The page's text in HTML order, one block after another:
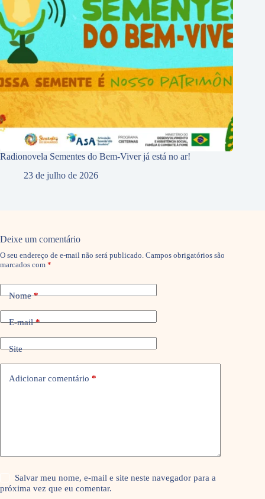
Radionovela Sementes do Bem-Viver já está no ar!
23 de julho de 2026
Deixe um comentário
O seu endereço de e-mail não será publicado. Campos obrigatórios são
marcados com *
Nome*
E-mail*
Site
Adicionar comentário *
Salvar meu nome, e-mail e site neste navegador para a
próxima vez que eu comentar.